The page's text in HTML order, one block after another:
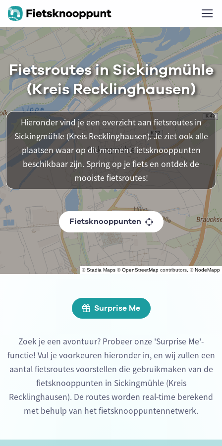
©Stadia Maps ©OpenStreetMap contributors, ©NodeMapp
Fietsroutes in Sickingmühle
(Kreis Recklinghausen)
Hieronder vind je een overzicht aan fietsroutes in
Sickingmühle (Kreis Recklinghausen). Je ziet ook alle
plaatsen waar op dit moment fietsknooppunten
beschikbaar zijn. Spring op je fiets en ontdek de
mooiste fietsroutes!
Fietsknooppunten
Surprise Me
Zoek je een avontuur? Probeer onze 'Surprise Me'-
functie! Vul je voorkeuren hieronder in, en wij zullen een
aantal fietsroutes voorstellen die gebruikmaken van de
fietsknooppunten in Sickingmühle (Kreis
Recklinghausen). De routes worden real-time berekend
met behulp van het fietsknooppuntennetwerk.